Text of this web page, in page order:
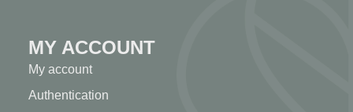
MY ACCOUNT
My account
Authentication